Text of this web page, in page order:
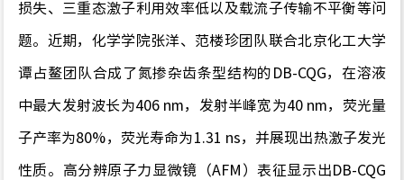
损失、三重态激子利用效率低以及载流子传输不平衡等问
题。 近期，化学学院张洋、范楼珍团队联合北京化工大学
谭占鳌团队合成了氮掺杂齿条型结构的 DB-CQG， 在溶液
中最大发射波长为406 nm， 发射半峰宽为40 nm，荧光量
子产率为80%，荧光寿命为1 .31 ns， 并展现出热激子发光
性质。 高分辨原子力 显微镜（AFM ）表征显示出 DB-CQG